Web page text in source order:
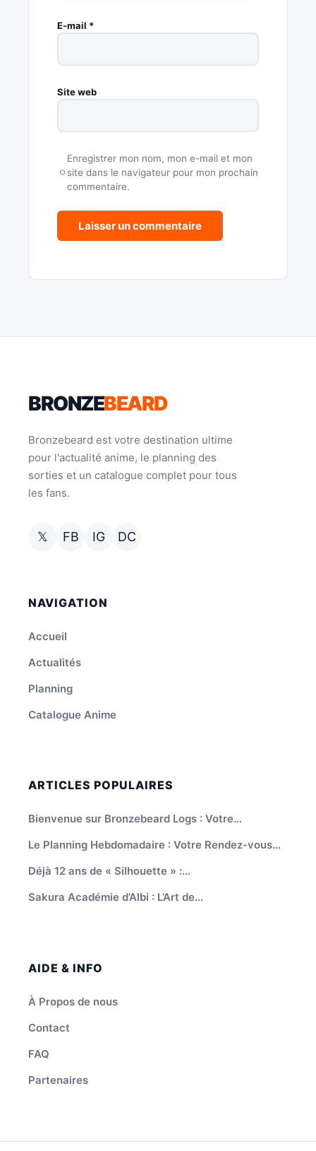
E-mail *
Site web
Enregistrer mon nom, mon e-mail et mon
site dans le navigateur pour mon prochain
commentaire.
BRONZEBEARD
Bronzebeard est votre destination ultime
pour l'actualité anime, le planning des
sorties et un catalogue complet pour tous
les fans.
𝕏 FB IG DC
NAVIGATION
Accueil
Actualités
Planning
Catalogue Anime
ARTICLES POPULAIRES
Bienvenue sur Bronzebeard Logs : Votre…
Le Planning Hebdomadaire : Votre Rendez-vous…
Déjà 12 ans de « Silhouette » :…
Sakura Académie d’Albi : L’Art de…
AIDE & INFO
À Propos de nous
Contact
FAQ
Partenaires